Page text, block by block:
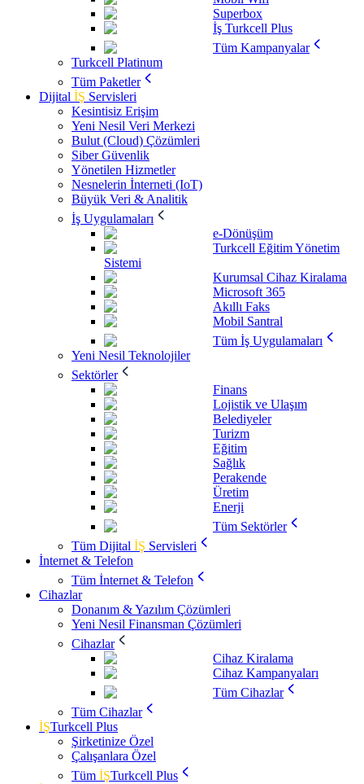
Superbox
İş Turkcell Plus
Tüm Kampanyalar
Turkcell Platinum
Tüm Paketler
Dijital İŞ Servisleri
Kesintisiz Erişim
Yeni Nesil Veri Merkezi
Bulut (Cloud) Çözümleri
Siber Güvenlik
Yönetilen Hizmetler
Nesnelerin İnterneti (IoT)
Büyük Veri & Analitik
İş Uygulamaları
e-Dönüşüm
Turkcell Eğitim Yönetim
Sistemi
Kurumsal Cihaz Kiralama
Microsoft 365
Akıllı Faks
Mobil Santral
Tüm İş Uygulamaları
Yeni Nesil Teknolojiler
Sektörler
Finans
Lojistik ve Ulaşım
Belediyeler
Turizm
Eğitim
Sağlık
Perakende
Üretim
Enerji
Tüm Sektörler
Tüm Dijital İŞ Servisleri
İnternet & Telefon
Tüm İnternet & Telefon
Cihazlar
Donanım & Yazılım Çözümleri
Yeni Nesil Finansman Çözümleri
Cihazlar
Cihaz Kiralama
Cihaz Kampanyaları
Tüm Cihazlar
Tüm Cihazlar
İŞTurkcell Plus
Şirketinize Özel
Çalışanlara Özel
Tüm İŞTurkcell Plus